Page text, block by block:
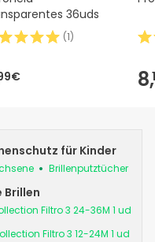
36uds
(1)
8,
für Kinder
Brillenputztücher
Brillen
Filtro 3 24-36M 1 ud
Filtro 3 12-24M 1 ud